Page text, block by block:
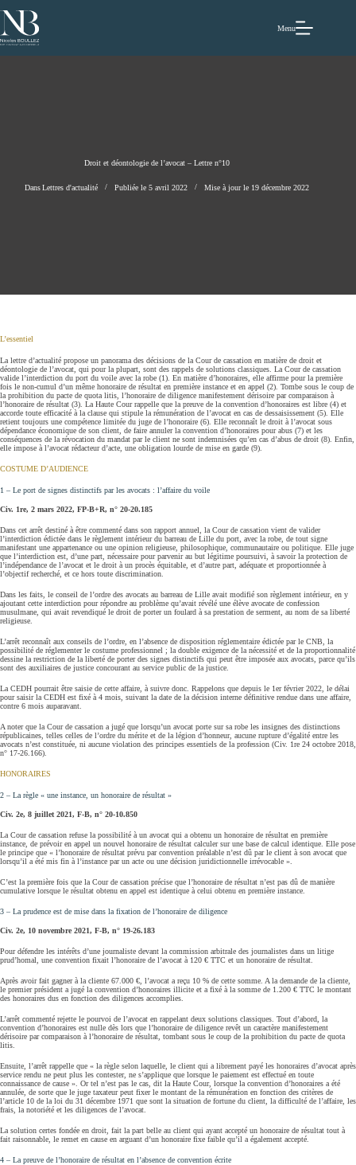
au
contenu
Menu
Droit et déontologie de l’avocat – Lettre n°10
Dans Lettres d'actualité Publiée le 5 avril 2022 Mise à jour le 19 décembre 2022
L’essentiel
La lettre d’actualité propose un panorama des décisions de la Cour de cassation en matière de droit et
déontologie de l’avocat, qui pour la plupart, sont des rappels de solutions classiques. La Cour de cassation
valide l’interdiction du port du voile avec la robe (1). En matière d’honoraires, elle affirme pour la première
fois le non-cumul d’un même honoraire de résultat en première instance et en appel (2). Tombe sous le coup de
la prohibition du pacte de quota litis, l’honoraire de diligence manifestement dérisoire par comparaison à
l’honoraire de résultat (3). La Haute Cour rappelle que la preuve de la convention d’honoraires est libre (4) et
accorde toute efficacité à la clause qui stipule la rémunération de l’avocat en cas de dessaisissement (5). Elle
retient toujours une compétence limitée du juge de l’honoraire (6). Elle reconnaît le droit à l’avocat sous
dépendance économique de son client, de faire annuler la convention d’honoraires pour abus (7) et les
conséquences de la révocation du mandat par le client ne sont indemnisées qu’en cas d’abus de droit (8). Enfin,
elle impose à l’avocat rédacteur d’acte, une obligation lourde de mise en garde (9).
COSTUME D’AUDIENCE
1 – Le port de signes distinctifs par les avocats : l’affaire du voile
Civ. 1re, 2 mars 2022, FP-B+R, n° 20-20.185
Dans cet arrêt destiné à être commenté dans son rapport annuel, la Cour de cassation vient de valider
l’interdiction édictée dans le règlement intérieur du barreau de Lille du port, avec la robe, de tout signe
manifestant une appartenance ou une opinion religieuse, philosophique, communautaire ou politique. Elle juge
que l’interdiction est, d’une part, nécessaire pour parvenir au but légitime poursuivi, à savoir la protection de
l’indépendance de l’avocat et le droit à un procès équitable, et d’autre part, adéquate et proportionnée à
l’objectif recherché, et ce hors toute discrimination.
Dans les faits, le conseil de l’ordre des avocats au barreau de Lille avait modifié son règlement intérieur, en y
ajoutant cette interdiction pour répondre au problème qu’avait révélé une élève avocate de confession
musulmane, qui avait revendiqué le droit de porter un foulard à sa prestation de serment, au nom de sa liberté
religieuse.
L’arrêt reconnaît aux conseils de l’ordre, en l’absence de disposition réglementaire édictée par le CNB, la
possibilité de réglementer le costume professionnel ; la double exigence de la nécessité et de la proportionnalité
dessine la restriction de la liberté de porter des signes distinctifs qui peut être imposée aux avocats, parce qu’ils
sont des auxiliaires de justice concourant au service public de la justice.
La CEDH pourrait être saisie de cette affaire, à suivre donc. Rappelons que depuis le 1er février 2022, le délai
pour saisir la CEDH est fixé à 4 mois, suivant la date de la décision interne définitive rendue dans une affaire,
contre 6 mois auparavant.
A noter que la Cour de cassation a jugé que lorsqu’un avocat porte sur sa robe les insignes des distinctions
républicaines, telles celles de l’ordre du mérite et de la légion d’honneur, aucune rupture d’égalité entre les
avocats n’est constituée, ni aucune violation des principes essentiels de la profession (Civ. 1re 24 octobre 2018,
n° 17-26.166).
HONORAIRES
2 – La règle « une instance, un honoraire de résultat »
Civ. 2e, 8 juillet 2021, F-B, n° 20-10.850
La Cour de cassation refuse la possibilité à un avocat qui a obtenu un honoraire de résultat en première
instance, de prévoir en appel un nouvel honoraire de résultat calculer sur une base de calcul identique. Elle pose
le principe que « l’honoraire de résultat prévu par convention préalable n’est dû par le client à son avocat que
lorsqu’il a été mis fin à l’instance par un acte ou une décision juridictionnelle irrévocable ».
C’est la première fois que la Cour de cassation précise que l’honoraire de résultat n’est pas dû de manière
cumulative lorsque le résultat obtenu en appel est identique à celui obtenu en première instance.
3 – La prudence est de mise dans la fixation de l’honoraire de diligence
Civ. 2e, 10 novembre 2021, F-B, n° 19-26.183
Pour défendre les intérêts d’une journaliste devant la commission arbitrale des journalistes dans un litige
prud’homal, une convention fixait l’honoraire de l’avocat à 120 € TTC et un honoraire de résultat.
Après avoir fait gagner à la cliente 67.000 €, l’avocat a reçu 10 % de cette somme. A la demande de la cliente,
le premier président a jugé la convention d’honoraires illicite et a fixé à la somme de 1.200 € TTC le montant
des honoraires dus en fonction des diligences accomplies.
L’arrêt commenté rejette le pourvoi de l’avocat en rappelant deux solutions classiques. Tout d’abord, la
convention d’honoraires est nulle dès lors que l’honoraire de diligence revêt un caractère manifestement
dérisoire par comparaison à l’honoraire de résultat, tombant sous le coup de la prohibition du pacte de quota
litis.
Ensuite, l’arrêt rappelle que « la règle selon laquelle, le client qui a librement payé les honoraires d’avocat après
service rendu ne peut plus les contester, ne s’applique que lorsque le paiement est effectué en toute
connaissance de cause ». Or tel n’est pas le cas, dit la Haute Cour, lorsque la convention d’honoraires a été
annulée, de sorte que le juge taxateur peut fixer le montant de la rémunération en fonction des critères de
l’article 10 de la loi du 31 décembre 1971 que sont la situation de fortune du client, la difficulté de l’affaire, les
frais, la notoriété et les diligences de l’avocat.
La solution certes fondée en droit, fait la part belle au client qui ayant accepté un honoraire de résultat tout à
fait raisonnable, le remet en cause en arguant d’un honoraire fixe faible qu’il a également accepté.
4 – La preuve de l’honoraire de résultat en l’absence de convention écrite